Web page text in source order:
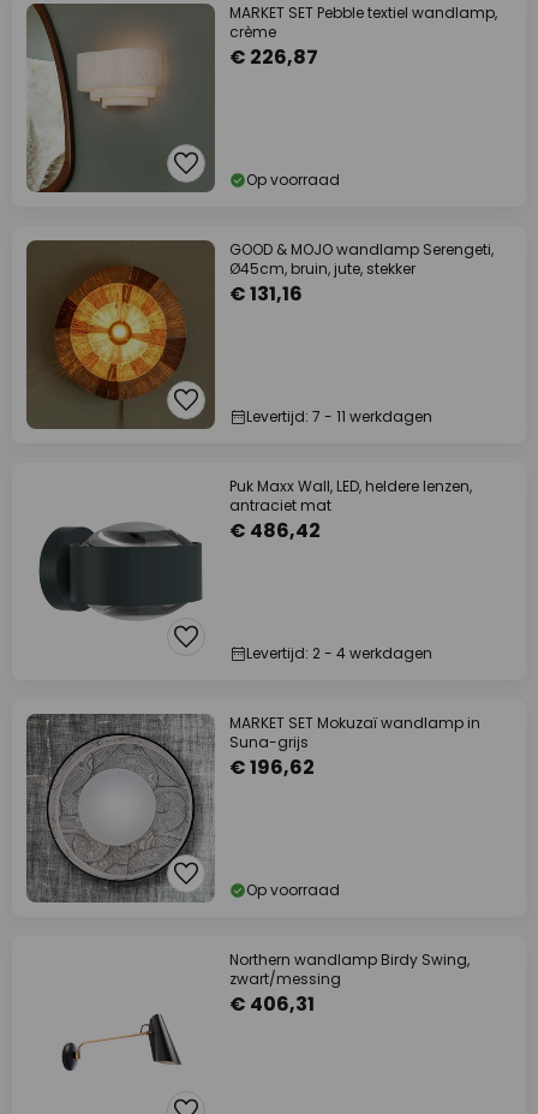
MARKET SET Pebble textiel wandlamp,
crème
€ 226,87
Op voorraad
GOOD & MOJO wandlamp Serengeti,
Ø45cm, bruin, jute, stekker
€ 131,16
Levertijd: 7 - 11 werkdagen
Puk Maxx Wall, LED, heldere lenzen,
antraciet mat
€ 486,42
Levertijd: 2 - 4 werkdagen
MARKET SET Mokuzaï wandlamp in
Suna-grijs
€ 196,62
Op voorraad
Northern wandlamp Birdy Swing,
zwart/messing
€ 406,31